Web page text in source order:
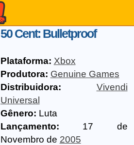
50 Cent: Bulletproof
Plataforma: Xbox
Produtora: Genuine Games
Distribuidora:
Vivendi
Universal
Gênero: Luta
Lançamento: 17 de
Novembro de 2005